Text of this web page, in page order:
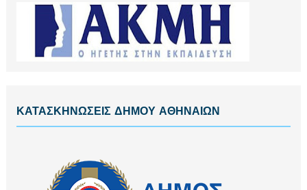
ΚΑΤΑΣΚΗΝΩΣΕΙΣ ΔΗΜΟΥ ΑΘΗΝΑΙΩΝ